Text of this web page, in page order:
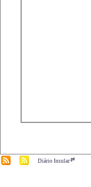
Diário Insular.pt